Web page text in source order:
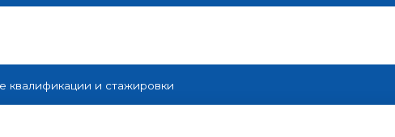
квалификации и cтажировки